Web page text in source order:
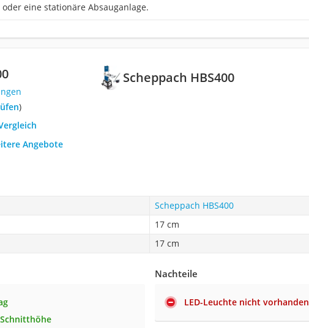
eine stationäre Absauganlage.
Scheppach HBS400
)
Angebote
Scheppach HBS400
17 cm
17 cm
Nachteile
LED-Leuchte nicht vorhanden